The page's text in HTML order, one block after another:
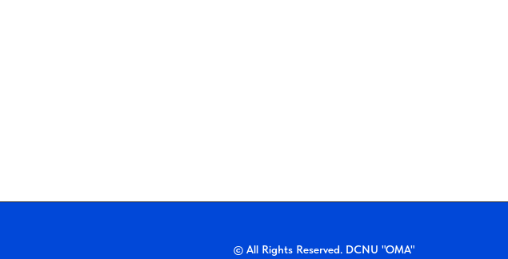
© All Rights Reserved. DCNU "OMA"